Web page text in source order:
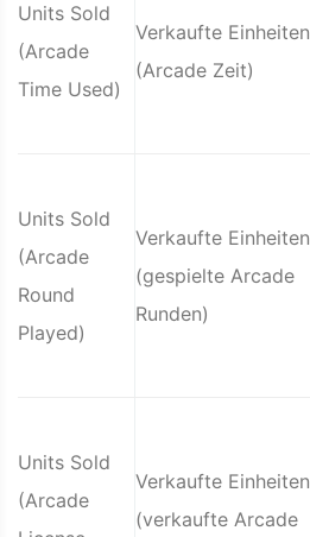
Units Sold
(Arcade
Time Used)
Verkaufte Einheiten
(Arcade Zeit)
Units Sold
(Arcade
Round
Played)
Verkaufte Einheiten
(gespielte Arcade
Runden)
Units Sold
(Arcade
Verkaufte Einheiten
(verkaufte Arcade